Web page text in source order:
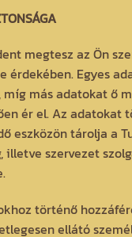
megtesz az Ön
érdekében. Egyes
más adatokat ő
ér el. Az adatokat
eszközön tárolja a
illetve szervezet
történő
ellátó